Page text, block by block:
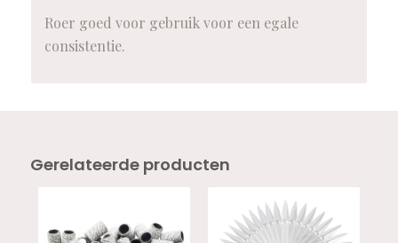
Roer goed voor gebruik voor een egale
consistentie.
Gerelateerde producten